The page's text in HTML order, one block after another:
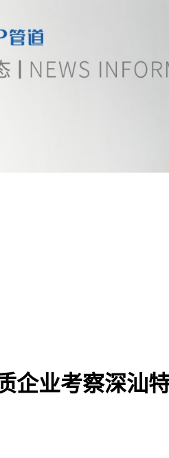
企业考察深汕